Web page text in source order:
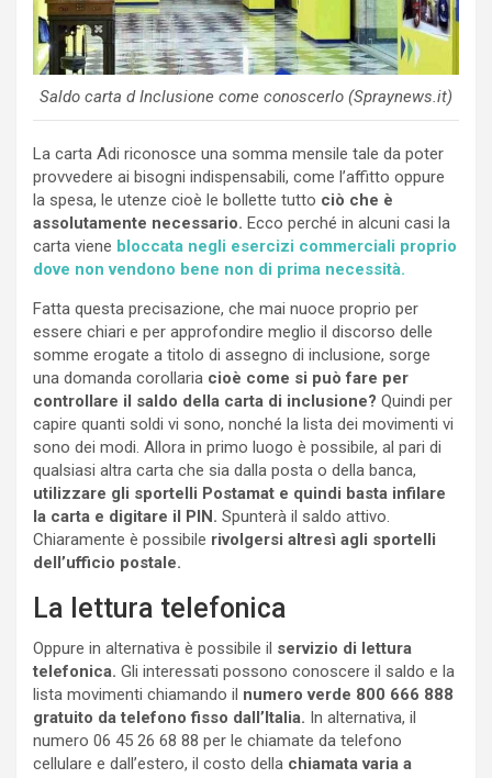
Saldo carta d Inclusione come conoscerlo (Spraynews.it)
La carta Adi riconosce una somma mensile tale da poter
provvedere ai bisogni indispensabili, come l’affitto oppure
la spesa, le utenze cioè le bollette tutto ciò che è
assolutamente necessario. Ecco perché in alcuni casi la
carta viene bloccata negli esercizi commerciali proprio
dove non vendono bene non di prima necessità.
Fatta questa precisazione, che mai nuoce proprio per
essere chiari e per approfondire meglio il discorso delle
somme erogate a titolo di assegno di inclusione, sorge
una domanda corollaria cioè come si può fare per
controllare il saldo della carta di inclusione? Quindi per
capire quanti soldi vi sono, nonché la lista dei movimenti vi
sono dei modi. Allora in primo luogo è possibile, al pari di
qualsiasi altra carta che sia dalla posta o della banca,
utilizzare gli sportelli Postamat e quindi basta infilare
la carta e digitare il PIN. Spunterà il saldo attivo.
Chiaramente è possibile rivolgersi altresì agli sportelli
dell’ufficio postale.
La lettura telefonica
Oppure in alternativa è possibile il servizio di lettura
telefonica. Gli interessati possono conoscere il saldo e la
lista movimenti chiamando il numero verde 800 666 888
gratuito da telefono fisso dall’Italia. In alternativa, il
numero 06 45 26 68 88 per le chiamate da telefono
cellulare e dall’estero, il costo della chiamata varia a